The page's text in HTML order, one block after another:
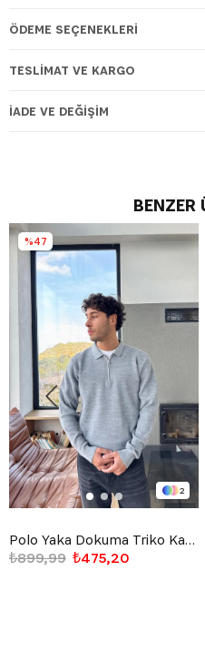
ÖDEME SEÇENEKLERI
TESLIMAT VE KARGO
İADE VE DEĞIŞIM
BENZER
2
Polo Yaka Dokuma Triko Kazak Gri
₺475,20
₺899,99
%47